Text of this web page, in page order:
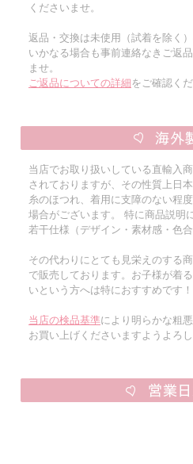
くださいませ。
返品・交換は未使用（試着を除く
いかなる場合も事前連絡なきご返
ませ。
ご返品についての詳細をご確認くだ
当店でお取り扱いしている直輸入
されておりますが、その性質上日
糸のほつれ、着用に支障のない程
場合がございます。 特に商品説明
若干仕様（デザイン・素材感・色
その代わりにとても見栄えのする
で販売しております。お子様が着
いという方へは特におすすめです！
当店の検品基準により明らかな粗
お買い上げくださいますようよろ